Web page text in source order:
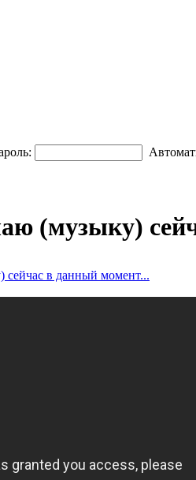
(музыку)
сейчас в данный момент...